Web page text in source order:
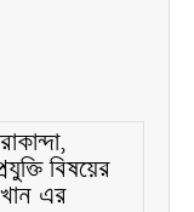
বিষয়ের
এর